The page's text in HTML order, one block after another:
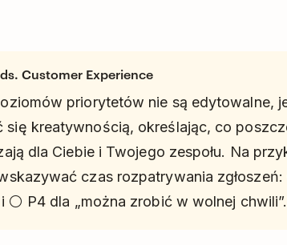
Customer Experience
priorytetów nie są edytowalne,
się kreatywnością, określając, co
dla Ciebie i Twojego zespołu. Na
czas rozpatrywania zgłoszeń:
⚪ P4 dla „można zrobić w wolnej chwili”.